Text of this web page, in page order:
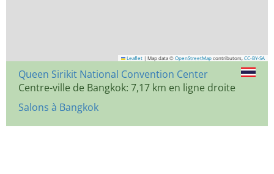
Leaflet | Map data © OpenStreetMap contributors, CC-BY-SA
Queen Sirikit National Convention Center
Centre-ville de Bangkok: 7,17 km en ligne droite
Salons à Bangkok